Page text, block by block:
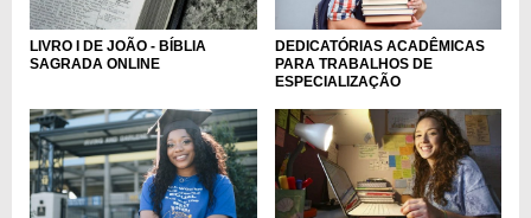
LIVRO I DE JOÃO - BÍBLIA
SAGRADA ONLINE
DEDICATÓRIAS ACADÊMICAS
PARA TRABALHOS DE
ESPECIALIZAÇÃO